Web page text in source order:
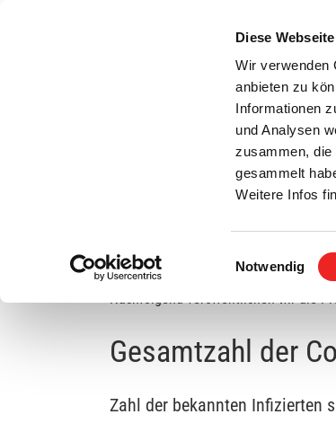
Diese
Wir verwenden
anbieten zu
Informationen
und Analysen
zusammen, die
gesammelt
Weitere Infos
Notwendig
Bürgerservice
Gesamtzahl der Coronafälle bleibt
Nachfolgend veröffentlichen wir die
Gesamtzahl der
Zahl der bekannten Infizierten